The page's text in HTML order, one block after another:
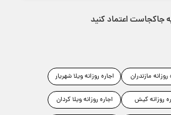
جاکجاست اعتماد کنید
روزانه مازندران
روزانه کیش
اجاره روزانه ویلا شهریار
اجاره روزانه ویلا کردان